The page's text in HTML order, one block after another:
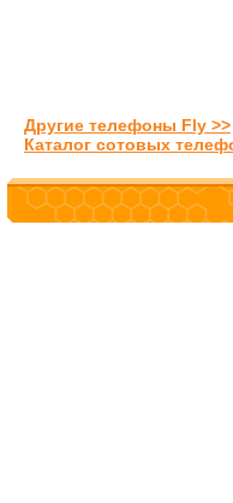
Другие телефоны Fly >>
Каталог сотовых